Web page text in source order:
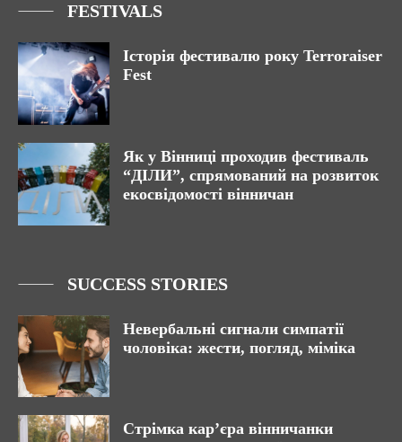
FESTIVALS
Історія фестивалю року Terroraiser
Fest
Як у Вінниці проходив фестиваль
“ДІЛИ”, спрямований на розвиток
екосвідомості вінничан
SUCCESS STORIES
Невербальні сигнали симпатії
чоловіка: жести, погляд, міміка
Стрімка кар’єра вінничанки